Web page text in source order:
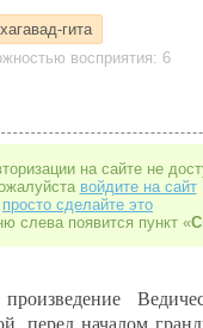
гита
восприятия: 6
на сайте не
войдите на сайт
просто сделайте это
слева появится пункт «